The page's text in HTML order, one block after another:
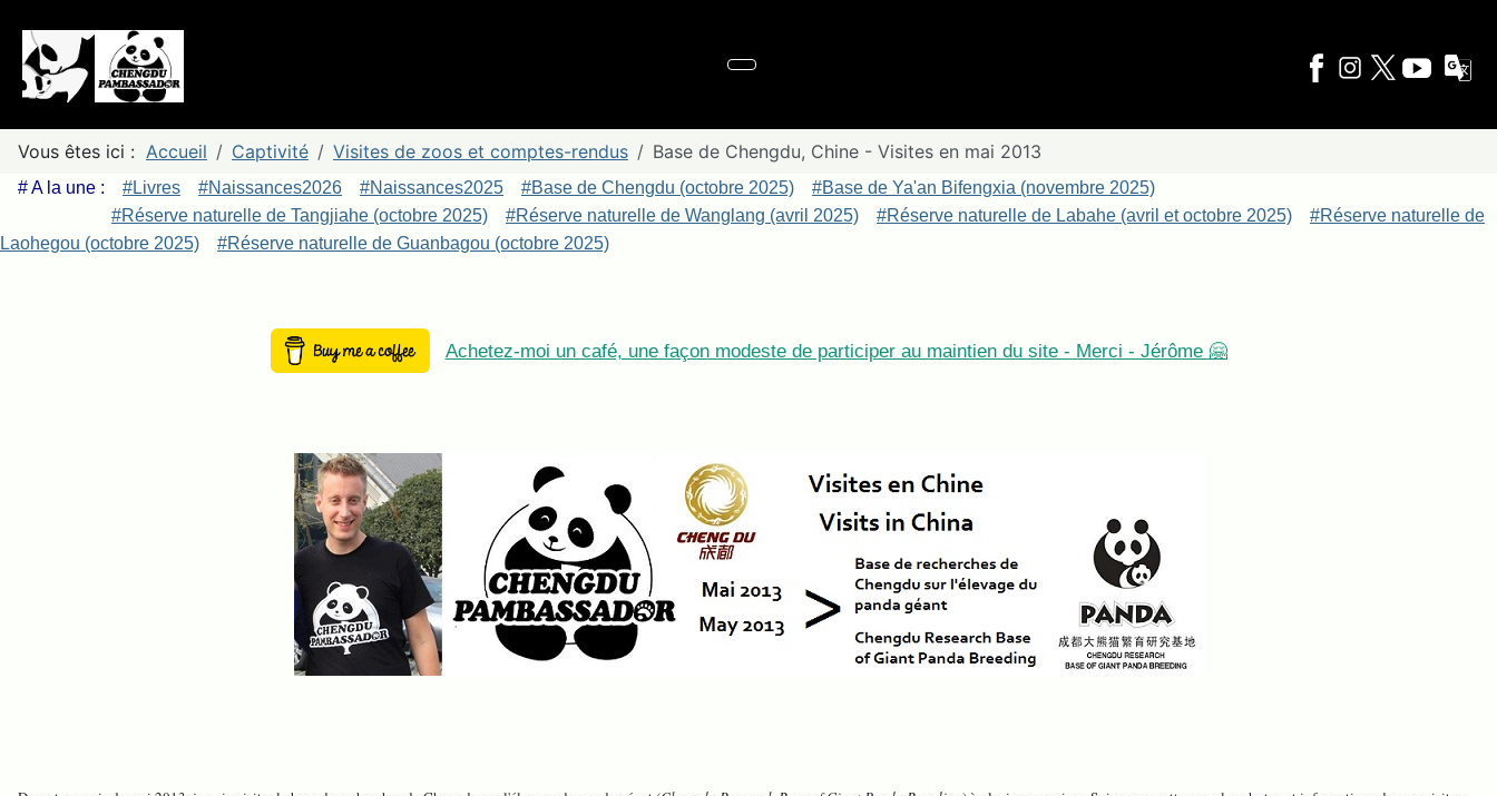
Vous êtes ici : Accueil Captivité Visites de zoos et comptes-rendus Base de Chengdu, Chine - Visites en mai 2013
# A la une : #Livres #Naissances2026 #Naissances2025 #Base de Chengdu (octobre 2025)
#Base de Ya'an Bifengxia (novembre 2025)
#Réserve naturelle de Tangjiahe (octobre 2025)
#Réserve naturelle de Wanglang (avril 2025) #Réserve naturelle de Labahe (avril et octobre 2025)
#Réserve naturelle de
Laohegou (octobre 2025)
#Réserve naturelle de Guanbagou (octobre 2025)
Achetez-moi un café, une façon modeste de participer au maintien du site - Merci - Jérôme 🤗